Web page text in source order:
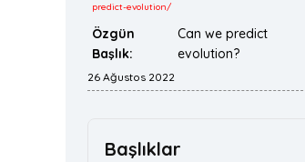
predict-evolution/
Özgün
Başlık:
Can we predict
evolution?
26 Ağustos 2022
Başlıklar